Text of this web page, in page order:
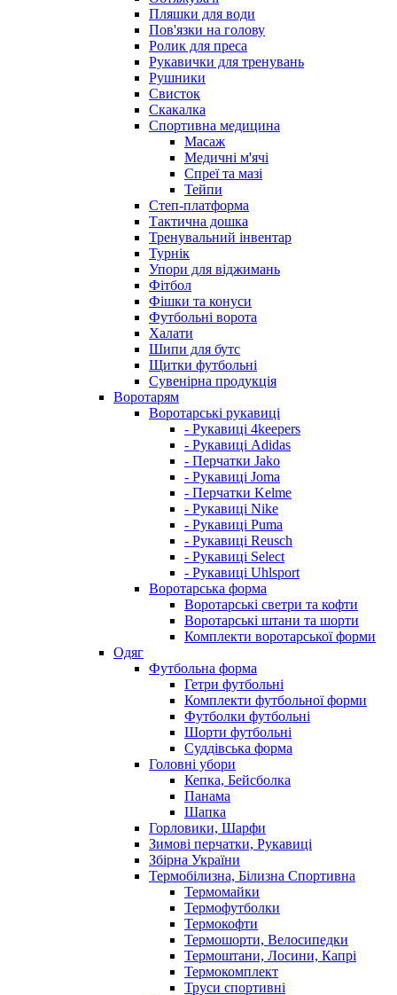
Пляшки для води
Пов'язки на голову
Ролик для преса
Рукавички для тренувань
Рушники
Свисток
Скакалка
Спортивна медицина
Масаж
Медичні м'ячі
Спреї та мазі
Тейпи
Степ-платформа
Тактична дошка
Тренувальний інвентар
Турнік
Упори для віджимань
Фітбол
Фішки та конуси
Футбольні ворота
Халати
Шипи для бутс
Щитки футбольні
Сувенірна продукція
Воротарям
Воротарські рукавиці
- Рукавиці 4keepers
- Рукавиці Adidas
- Перчатки Jako
- Рукавиці Joma
- Перчатки Kelme
- Рукавиці Nike
- Рукавиці Puma
- Рукавиці Reusch
- Рукавиці Select
- Рукавиці Uhlsport
Воротарська форма
Воротарські светри та кофти
Воротарські штани та шорти
Комплекти воротарської форми
Одяг
Футбольна форма
Гетри футбольні
Комплекти футбольної форми
Футболки футбольні
Шорти футбольні
Суддівська форма
Головні убори
Кепка, Бейсболка
Панама
Шапка
Горловики, Шарфи
Зимові перчатки, Рукавиці
Збірна України
Термобілизна, Білизна Спортивна
Термомайки
Термофутболки
Термокофти
Термошорти, Велосипедки
Термоштани, Лосини, Капрі
Термокомплект
Труси спортивні